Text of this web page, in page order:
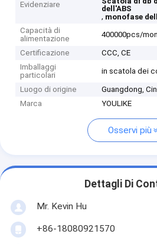
Evidenziare
dell'ABS
, monofase
Capacità di
alimentazione
400000pcs/
Certificazione
CCC, CE
Imballaggi
particolari
in scatola dei
Luogo di origine
Guangdong,
Marca
YOULIKE
Osservi più
Dettagli Di
Mr. Kevin Hu
+86-18080921570